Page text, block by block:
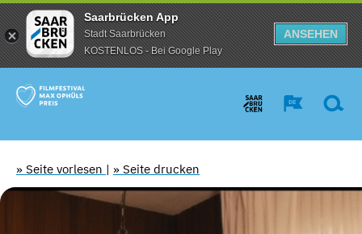
Saarbrücken App
Stadt Saarbrücken
KOSTENLOS - Bei Google Play
ANSEHEN
» Seite vorlesen | » Seite drucken